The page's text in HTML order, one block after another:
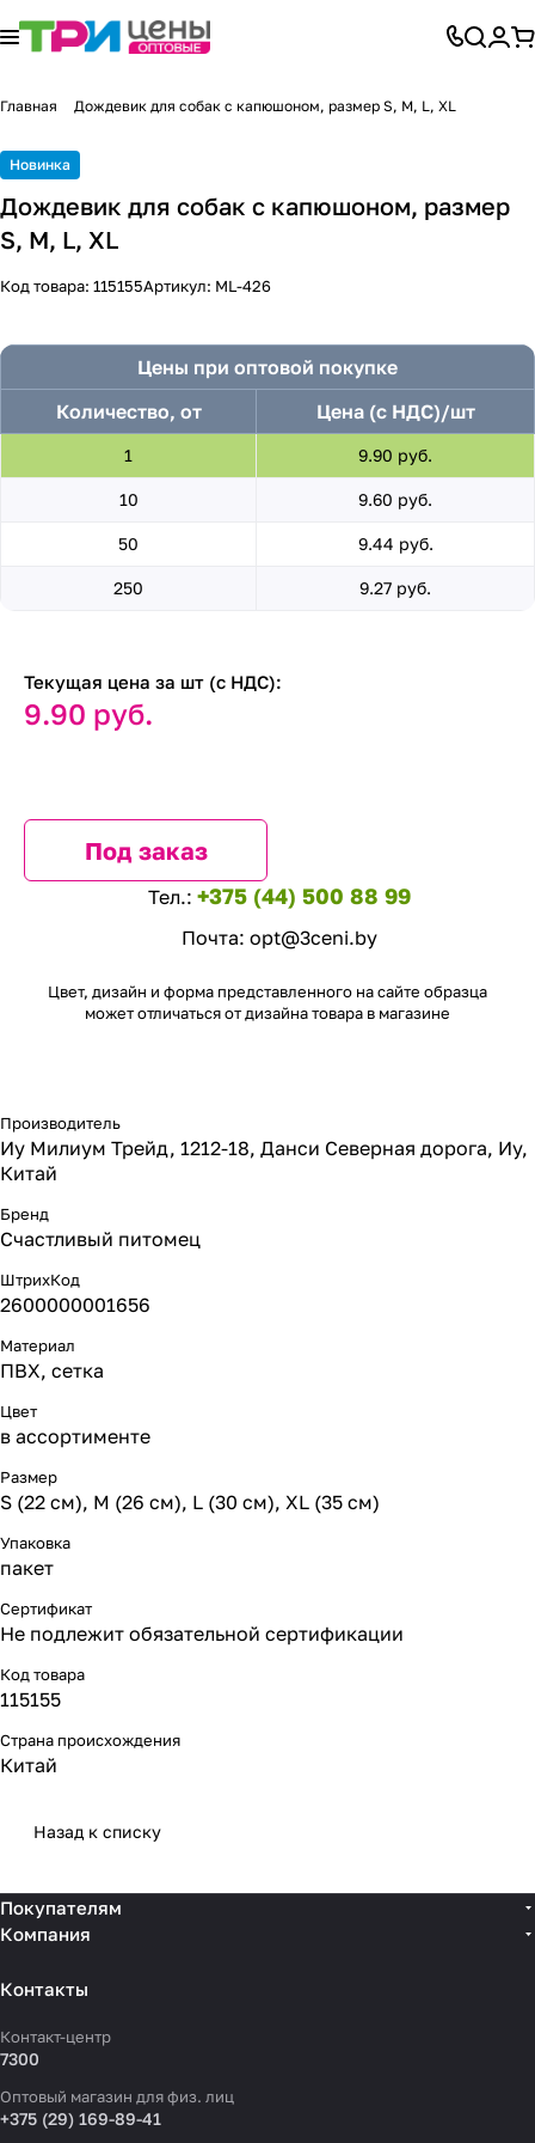
Главная Дождевик для собак с капюшоном, размер S, M, L, XL
Новинка
Дождевик для собак с капюшоном, размер
S, M, L, XL
Код товара: 115155Артикул: ML-426
Цены при оптовой покупке
Количество, от
Цена (с НДС)/шт
1 9.90 руб.
10 9.60 руб.
50 9.44 руб.
250 9.27 руб.
Текущая цена за шт (с НДС):
9.90 руб.
Под заказ
Тел.: +375 (44) 500 88 99
Почта: opt@3ceni.by
Цвет, дизайн и форма представленного на сайте образца
может отличаться от дизайна товара в магазине
Производитель
Иу Милиум Трейд, 1212-18, Данси Северная дорога, Иу,
Китай
Бренд
Счастливый питомец
ШтрихКод
2600000001656
Материал
ПВХ, сетка
Цвет
в ассортименте
Размер
S (22 см), M (26 см), L (30 см), XL (35 см)
Упаковка
пакет
Сертификат
Не подлежит обязательной сертификации
Код товара
115155
Страна происхождения
Китай
Назад к списку
Покупателям
Компания
Контакты
Контакт-центр
7300
Оптовый магазин для физ. лиц
+375 (29) 169-89-41